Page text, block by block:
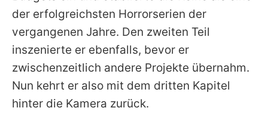
der erfolgreichsten Horrorserien der
vergangenen Jahre. Den zweiten Teil
inszenierte er ebenfalls, bevor er
zwischenzeitlich andere Projekte übernahm.
Nun kehrt er also mit dem dritten Kapitel
hinter die Kamera zurück.